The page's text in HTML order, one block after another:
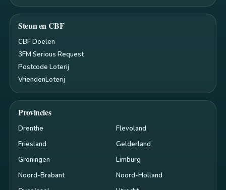
Steun en CBF
CBF Doelen
3FM Serious Request
Postcode Loterij
VriendenLoterij
Provincies
Drenthe
Flevoland
Friesland
Gelderland
Groningen
Limburg
Noord-Brabant
Noord-Holland